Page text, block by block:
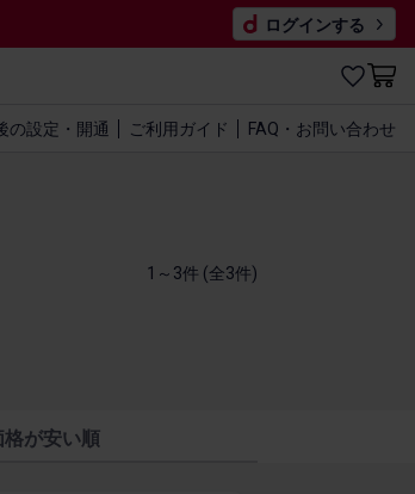
ログインする
の​設定・開通 ご利用​ガイド FAQ・​お問い​合わせ
1～3件 (全3​件)
格が安い順